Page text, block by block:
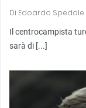
Di Edoardo Spedale
Il centrocampista
sarà di [...]